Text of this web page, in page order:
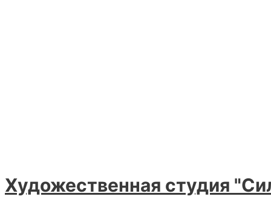
Художественная студия